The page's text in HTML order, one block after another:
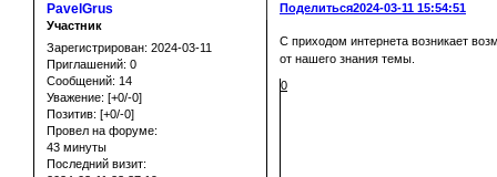
Поделиться2024-03-11 15:54:51
PavelGrus
Участник
Зарегистрирован: 2024-03-11
Приглашений: 0
Сообщений: 14
Уважение: [+0/-0]
Позитив: [+0/-0]
Провел на форуме:
43 минуты
Последний визит:
С приходом интернета возникает
от нашего знания темы.
0